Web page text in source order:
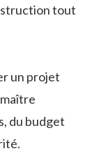
tout
un projet
du budget